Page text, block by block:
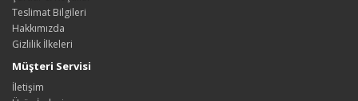
Teslimat Bilgileri
Hakkımızda
Gizlilik İlkeleri
Müşteri Servisi
İletişim